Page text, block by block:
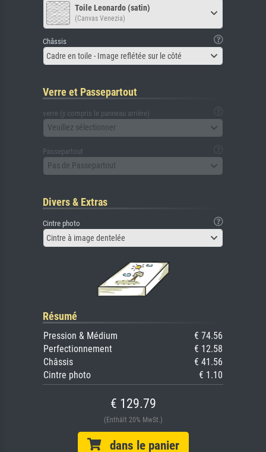
Toile Leonardo (satin)
(Canvas Venezia)
Châssis
Cadre en toile - Image reflétée sur le côté
Verre et Passepartout
verre (y compris le panneau arrière)
Veuillez sélectionner
Passepartout
Pas de Passepartout
Divers & Extras
Cintre photo
Cintre à image dentelée
Résumé
Pression & Médium
€ 74.56
Perfectionnement
€ 12.58
Châssis
€ 41.56
Cintre photo
€ 1.10
€ 129.79
(Enthält 20% MwSt.)
dans le panier